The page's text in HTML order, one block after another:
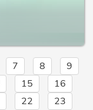
7 8
9
15
16
22
23